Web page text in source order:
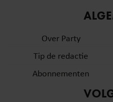
partners voor social media,
informatie die u aan ze
verzameld op basis van uw
gebruiken.
Over Party
Tip de redactie
Abonnementen